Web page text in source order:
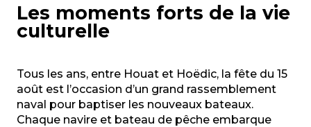
Les moments forts de la vie
culturelle
Tous les ans, entre Houat et Hoëdic, la fête du 15
août est l’occasion d’un grand rassemblement
naval pour baptiser les nouveaux bateaux.
Chaque navire et bateau de pêche embarque